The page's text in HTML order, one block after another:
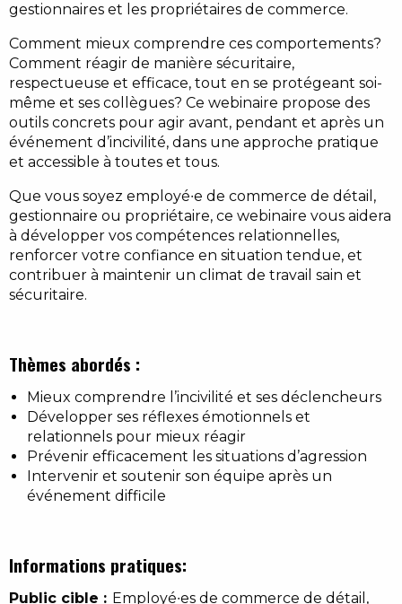
gestionnaires et les propriétaires de commerce.
Comment mieux comprendre ces comportements?
Comment réagir de manière sécuritaire,
respectueuse et efficace, tout en se protégeant soi-
même et ses collègues? Ce webinaire propose des
outils concrets pour agir avant, pendant et après un
événement d’incivilité, dans une approche pratique
et accessible à toutes et tous.
Que vous soyez employé∙e de commerce de détail,
gestionnaire ou propriétaire, ce webinaire vous aidera
à développer vos compétences relationnelles,
renforcer votre confiance en situation tendue, et
contribuer à maintenir un climat de travail sain et
sécuritaire.
Thèmes abordés :
Mieux comprendre l’incivilité et ses déclencheurs
Développer ses réflexes émotionnels et
relationnels pour mieux réagir
Prévenir efficacement les situations d’agression
Intervenir et soutenir son équipe après un
événement difficile
Informations pratiques:
Public cible : Employé∙es de commerce de détail,